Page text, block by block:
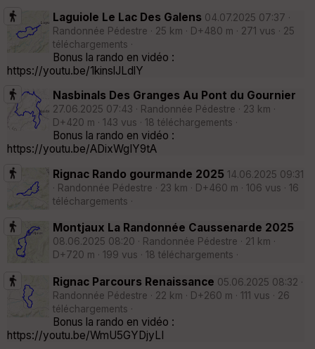
Laguiole Le Lac Des Galens 04.07.2025 07:37 ·
Randonnée Pédestre · 25 km · D+480 m · 271 vus · 25
téléchargements ·
Bonus la rando en vidéo :
https://youtu.be/1kinslJLdlY
Nasbinals Des Granges Au Pont du Gournier
27.06.2025 07:43 · Randonnée Pédestre · 23 km ·
D+420 m · 143 vus · 18 téléchargements ·
Bonus la rando en vidéo :
https://youtu.be/ADixWgIY9tA
Rignac Rando gourmande 2025 14.06.2025 09:31
· Randonnée Pédestre · 23 km · D+460 m · 106 vus · 16
téléchargements ·
Montjaux La Randonnée Caussenarde 2025
08.06.2025 08:20 · Randonnée Pédestre · 21 km ·
D+720 m · 199 vus · 18 téléchargements ·
Rignac Parcours Renaissance 05.06.2025 08:32 ·
Randonnée Pédestre · 22 km · D+260 m · 111 vus · 26
téléchargements ·
Bonus la rando en vidéo :
https://youtu.be/WmU5GYDjyLI